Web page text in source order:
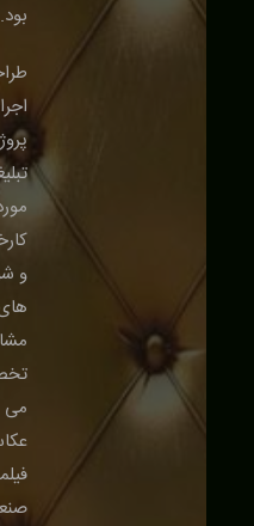
بود.
و
می